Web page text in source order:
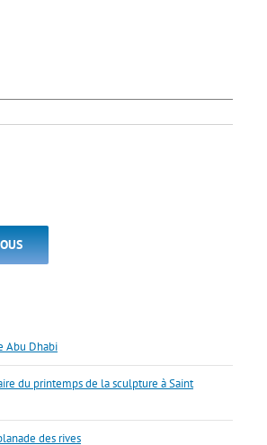
Abu Dhabi
du printemps de la sculpture à Saint
des rives